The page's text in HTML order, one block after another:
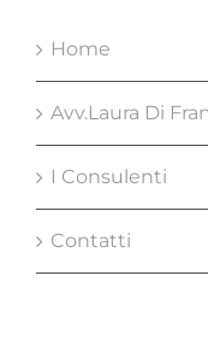
Home
Avv.Laura Di
I Consulenti
Contatti